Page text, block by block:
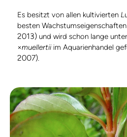
Es besitzt von allen kultivierten
besten Wachstumseigenschaften
2013) und wird schon lange
×muellertii im Aquarienhandel
2007).